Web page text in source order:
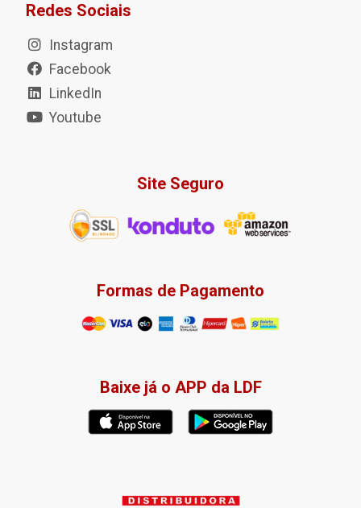
Redes Sociais
Instagram
Facebook
LinkedIn
Youtube
Site Seguro
Formas de Pagamento
Baixe já o APP da LDF